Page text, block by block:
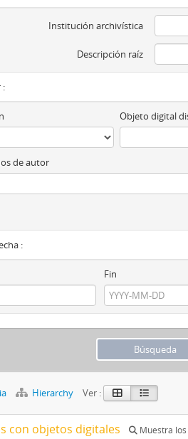
Institución archivística
Descripción raíz
:
Objeto digital
de autor
:
Fin
Hierarchy Ver :
con objetos digitales Muestra